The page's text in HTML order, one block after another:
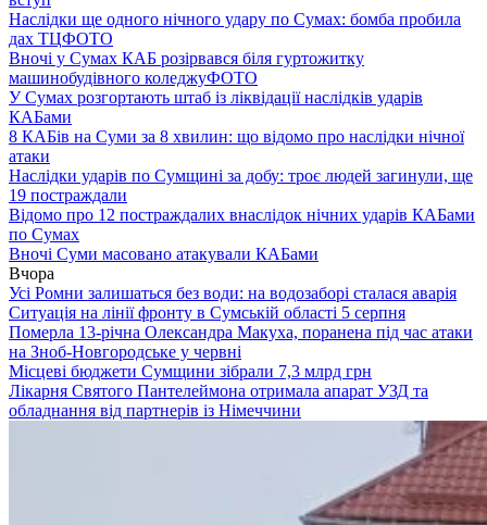
Наслідки ще одного нічного удару по Сумах: бомба пробила
дах ТЦФОТО
Вночі у Сумах КАБ розірвався біля гуртожитку
машинобудівного коледжуФОТО
У Сумах розгортають штаб із ліквідації наслідків ударів
КАБами
8 КАБів на Суми за 8 хвилин: що відомо про наслідки нічної
атаки
Наслідки ударів по Сумщині за добу: троє людей загинули, ще
19 постраждали
Відомо про 12 постраждалих внаслідок нічних ударів КАБами
по Сумах
Вночі Суми масовано атакували КАБами
Вчора
Усі Ромни залишаться без води: на водозаборі сталася аварія
Ситуація на лінії фронту в Сумській області 5 серпня
Померла 13-річна Олександра Макуха, поранена під час атаки
на Зноб-Новгородське у червні
Місцеві бюджети Сумщини зібрали 7,3 млрд грн
Лікарня Святого Пантелеймона отримала апарат УЗД та
обладнання від партнерів із Німеччини